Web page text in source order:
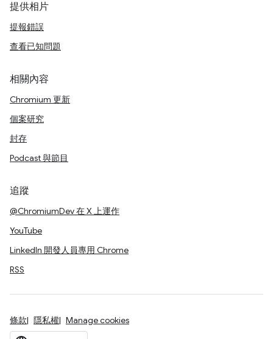
提供相片
提報錯誤
查看已知問題
相關內容
Chromium 更新
個案研究
封存
Podcast 與節目
追蹤
@ChromiumDev 在 X 上運作
YouTube
LinkedIn 開發人員專用 Chrome
RSS
條款 隱私權 Manage cookies